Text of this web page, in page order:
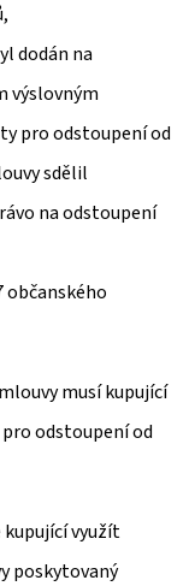
dodán na
výslovným
pro odstoupení od
sdělil
na odstoupení
občanského
musí kupující
odstoupení od
kupující využít
poskytovaný